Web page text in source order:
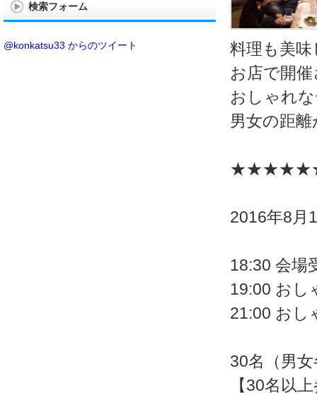
料理も美
お店で開
おしゃれ
男女の距
2016年8月
18:30 会
19:00 おし
21:00 おし
30名（男
【30名以
検索フォーム
@konkatsu33 からのツイート